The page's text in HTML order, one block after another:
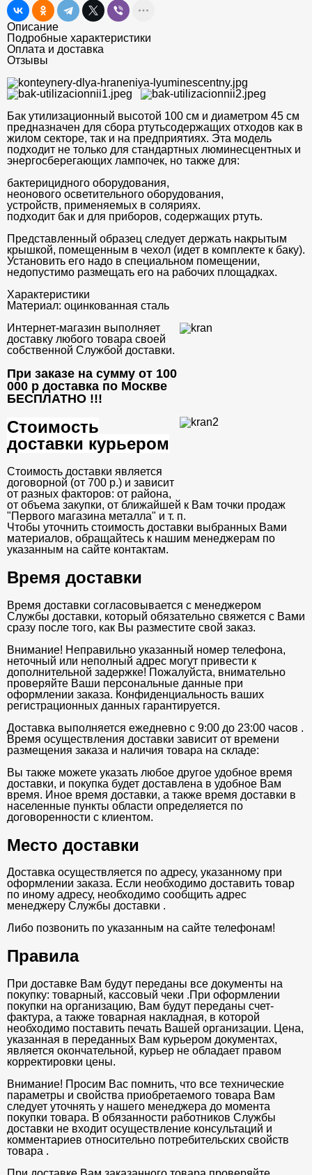
Описание
Подробные характеристики
Оплата и доставка
Отзывы
Бак утилизационный высотой 100 см и диаметром 45 см
предназначен для сбора ртутьсодержащих отходов как в
жилом секторе, так и на предприятиях. Эта модель
подходит не только для стандартных люминесцентных и
энергосберегающих лампочек, но также для:
бактерицидного оборудования,
неонового осветительного оборудования,
устройств, применяемых в соляриях.
подходит бак и для приборов, содержащих ртуть.
Представленный образец следует держать накрытым
крышкой, помещенным в чехол (идет в комплекте к баку).
Установить его надо в специальном помещении,
недопустимо размещать его на рабочих площадках.
Характеристики
Материал: оцинкованная сталь
Интернет-магазин выполняет
доставку любого товара своей
собственной Службой доставки.
При заказе на сумму от 100
000 р доставка по Москве
БЕСПЛАТНО !!!
Стоимость
доставки курьером
Стоимость доставки является
договорной (от 700 р.) и зависит
от разных факторов: от района,
от объема закупки, от ближайшей к Вам точки продаж
"Первого магазина металла" и т. п.
Чтобы уточнить стоимость доставки выбранных Вами
материалов, обращайтесь к нашим менеджерам по
указанным на сайте контактам.
Время доставки
Время доставки согласовывается с менеджером
Службы доставки, который обязательно свяжется с Вами
сразу после того, как Вы разместите свой заказ.
Внимание! Неправильно указанный номер телефона,
неточный или неполный адрес могут привести к
дополнительной задержке! Пожалуйста, внимательно
проверяйте Ваши персональные данные при
оформлении заказа. Конфиденциальность ваших
регистрационных данных гарантируется.
Доставка выполняется ежедневно с 9:00 до 23:00 часов .
Время осуществления доставки зависит от времени
размещения заказа и наличия товара на складе:
Вы также можете указать любое другое удобное время
доставки, и покупка будет доставлена в удобное Вам
время. Иное время доставки, а также время доставки в
населенные пункты области определяется по
договоренности с клиентом.
Место доставки
Доставка осуществляется по адресу, указанному при
оформлении заказа. Если необходимо доставить товар
по иному адресу, необходимо сообщить адрес
менеджеру Службы доставки .
Либо позвонить по указанным на сайте телефонам!
Правила
При доставке Вам будут переданы все документы на
покупку: товарный, кассовый чеки .При оформлении
покупки на организацию, Вам будут переданы счет-
фактура, а также товарная накладная, в которой
необходимо поставить печать Вашей организации. Цена,
указанная в переданных Вам курьером документах,
является окончательной, курьер не обладает правом
корректировки цены.
Внимание! Просим Вас помнить, что все технические
параметры и свойства приобретаемого товара Вам
следует уточнять у нашего менеджера до момента
покупки товара. В обязанности работников Службы
доставки не входит осуществление консультаций и
комментариев относительно потребительских свойств
товара .